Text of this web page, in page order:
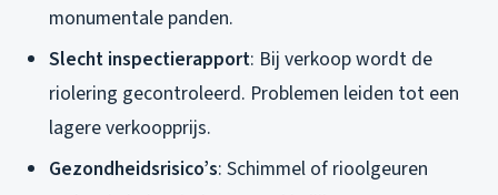
monumentale panden.
Slecht inspectierapport: Bij verkoop wordt de
riolering gecontroleerd. Problemen leiden tot een
lagere verkoopprijs.
Gezondheidsrisico’s: Schimmel of rioolgeuren